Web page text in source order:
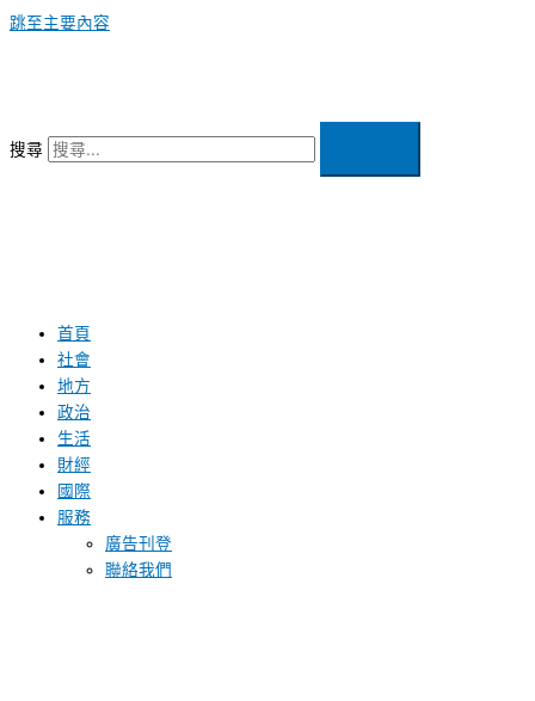
跳至主要內容
搜尋
首頁
社會
地方
政治
生活
財經
國際
服務
廣告刊登
聯絡我們